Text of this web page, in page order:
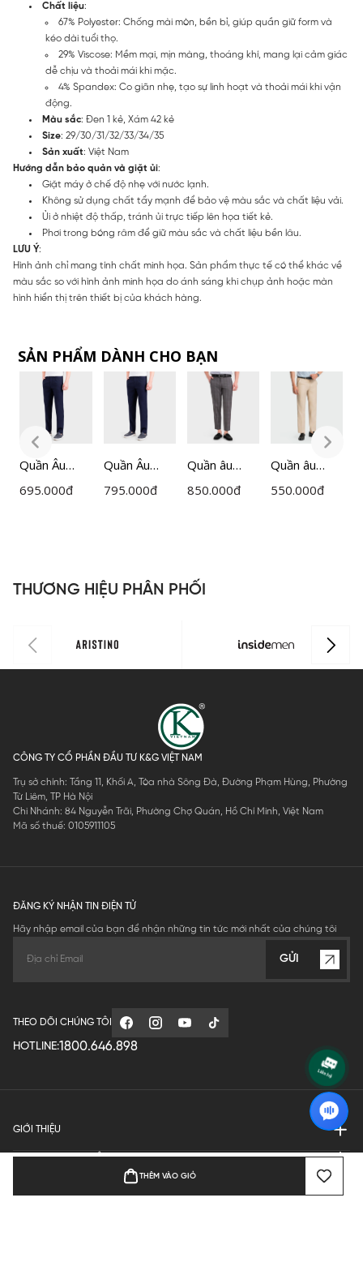
THÊM VÀO GIỎ
Chất liệu:
67% Polyester: Chống mài mòn, bền bỉ, giúp quần giữ form và
kéo dài tuổi thọ.
29% Viscose: Mềm mại, mịn màng, thoáng khí, mang lại cảm giác
dễ chịu và thoải mái khi mặc.
4% Spandex: Co giãn nhẹ, tạo sự linh hoạt và thoải mái khi vận
động.
Màu sắc: Đen 1 kẻ, Xám 42 kẻ
Size: 29/30/31/32/33/34/35
Sản xuất: Việt Nam
Hướng dẫn bảo quản và giặt ủi:
Giặt máy ở chế độ nhẹ với nước lạnh.
Không sử dụng chất tẩy mạnh để bảo vệ màu sắc và chất liệu vải.
Ủi ở nhiệt độ thấp, tránh ủi trực tiếp lên họa tiết kẻ.
Phơi trong bóng râm để giữ màu sắc và chất liệu bền lâu.
LƯU Ý:
Hình ảnh chỉ mang tính chất minh họa. Sản phẩm thực tế có thể khác về
màu sắc so với hình ảnh minh họa do ánh sáng khi chụp ảnh hoặc màn
hình hiển thị trên thiết bị của khách hàng.
SẢN PHẨM DÀNH CHO BẠN
Quần Âu
Nam
695.000đ
Quần Âu
Nam
795.000đ
Quần âu
Insidemen
850.000đ
Quần âu
Insidemen
550.000đ
THƯƠNG HIỆU PHÂN PHỐI
CÔNG TY CỔ PHẦN ĐẦU TƯ K&G VIỆT NAM
Trụ sở chính: Tầng 11, Khối A, Tòa nhà Sông Đà, Đường Phạm Hùng, Phường
Từ Liêm, TP Hà Nội
Chi Nhánh: 84 Nguyễn Trãi, Phường Chợ Quán, Hồ Chí Minh, Việt Nam
Mã số thuế: 0105911105
ĐĂNG KÝ NHẬN TIN ĐIỆN TỬ
Hãy nhập email của bạn để nhận những tin tức mới nhất của chúng tôi
GỬI
THEO DÕI CHÚNG TÔI
HOTLINE:1800.646.898
GIỚI THIỆU
QUY ĐỊNH HOẠT ĐỘNG